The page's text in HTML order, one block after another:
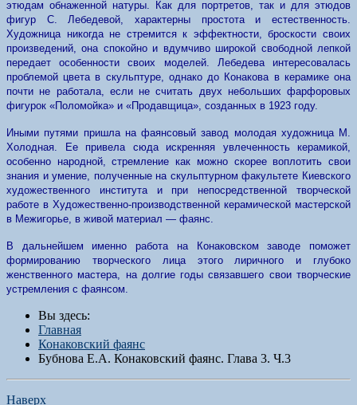
этюдам обнаженной натуры. Как для портретов, так и для этюдов
фигур С. Лебедевой, характерны простота и естественность.
Художница никогда не стремится к эффектности, броскости своих
произведений, она спокойно и вдумчиво широкой свободной лепкой
передает особенности своих моделей. Лебедева интересовалась
проблемой цвета в скульптуре, однако до Конакова в керамике она
почти не работала, если не считать двух небольших фарфоровых
фигурок «Поломойка» и «Продавщица», созданных в 1923 году.
Иными путями пришла на фаянсовый завод молодая художница М.
Холодная. Ее привела сюда искренняя увлеченность керамикой,
особенно народной, стремление как можно скорее воплотить свои
знания и умение, полученные на скульптурном факультете Киевского
художественного института и при непосредственной творческой
работе в Художественно-производственной керамической мастерской
в Межигорье, в живой материал — фаянс.
В дальнейшем именно работа на Конаковском заводе поможет
формированию творческого лица этого лиричного и глубоко
женственного мастера, на долгие годы связавшего свои творческие
устремления с фаянсом.
Вы здесь:
Главная
Конаковский фаянс
Бубнова Е.А. Конаковский фаянс. Глава 3. Ч.3
Наверх